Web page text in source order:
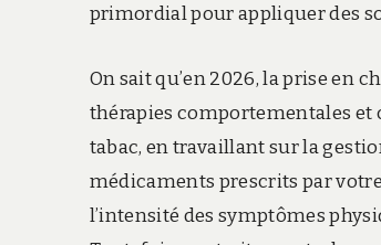
primordial pour appliquer des
On sait qu’en 2026, la prise en
thérapies comportementales
tabac, en travaillant sur la
médicaments prescrits par
l’intensité des symptômes